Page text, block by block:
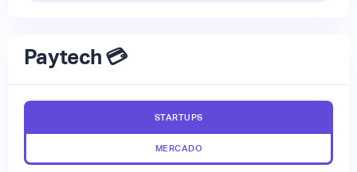
Paytech 💳
STARTUPS
MERCADO